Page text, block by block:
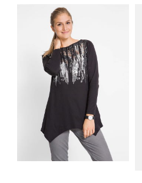
DNI: NAJLEPSZE
MATERIAŁY I KROJE
NA LATO